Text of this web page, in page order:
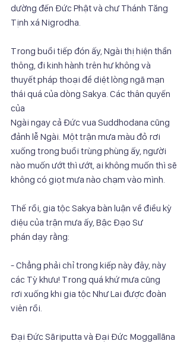
dường đến Đức Phật và chư Thánh Tăng
Tịnh xá Nigrodha.
Trong buổi tiếp đón ấy, Ngài thị hiện thần
thông, đi kinh hành trên hư không và
thuyết pháp thoại để diệt lòng ngã mạn
thái quá của dòng Sakya. Các thân quyến
của
Ngài ngay cả Đức vua Suddhodana cũng
đảnh lễ Ngài. Một trận mưa màu đỏ rơi
xuống trong buổi trùng phùng ấy, người
nào muốn ướt thì ướt, ai không muốn thì sẽ
không có giọt mưa nào chạm vào mình.
Thế rồi, gia tộc Sakya bàn luận về điều kỳ
diệu của trận mưa ấy, Bậc Đạo Sư
phán dạy rằng:
- Chẳng phải chỉ trong kiếp này đây, này
các Tỳ khưu! Trong quá khứ mưa cũng
rơi xuống khi gia tộc Như Lai được đoàn
viên rồi.
Đại Đức Sāriputta và Đại Đức Moggallāna